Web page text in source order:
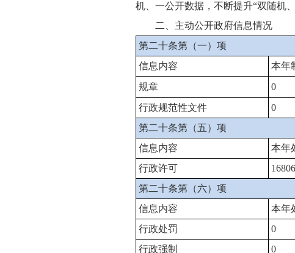
机、一公开数据，不断提升“双随机
二、主动公开政府信息情况
第二十条第（一）项
信息内容
本年
规章
0
行政规范性文件
0
第二十条第（五）项
信息内容
本年
行政许可
16806
第二十条第（六）项
信息内容
本年
行政处罚
0
行政强制
0